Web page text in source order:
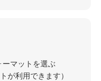
マットを選ぶ
が利用できます）